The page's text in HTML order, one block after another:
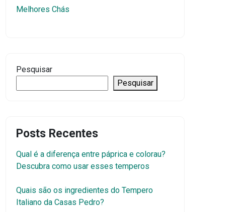
Melhores Chás
Pesquisar
Pesquisar
Posts Recentes
Qual é a diferença entre páprica e colorau?
Descubra como usar esses temperos
Quais são os ingredientes do Tempero
Italiano da Casas Pedro?